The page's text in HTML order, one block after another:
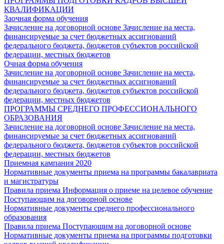
КВАЛИФИКАЦИИ
Заочная форма обучения
Зачисление на договорной основе Зачисление на места,
финансируемые за счет бюджетных ассигнований
федерального бюджета, бюджетов субъектов российской
федерации, местных бюджетов
Очная форма обучения
Зачисление на договорной основе Зачисление на места,
финансируемые за счет бюджетных ассигнований
федерального бюджета, бюджетов субъектов российской
федерации, местных бюджетов
ПРОГРАММЫ СРЕДНЕГО ПРОФЕССИОНАЛЬНОГО
ОБРАЗОВАНИЯ
Зачисление на договорной основе Зачисление на места,
финансируемые за счет бюджетных ассигнований
федерального бюджета, бюджетов субъектов российской
федерации, местных бюджетов
Приемная кампания 2020
Нормативные документы приема на программы бакалавриата
и магистратуры
Правила приема Информация о приеме на целевое обучение
Поступающим на договорной основе
Нормативные документы среднего профессионального
образования
Правила приема Поступающим на договорной основе
Нормативные документы приема на программы подготовки